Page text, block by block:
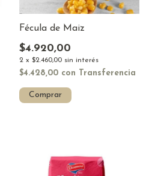
Fécula de Maiz
$4.920,00
2 x $2.460,00 sin interés
$4.428,00 con Transferencia
Comprar